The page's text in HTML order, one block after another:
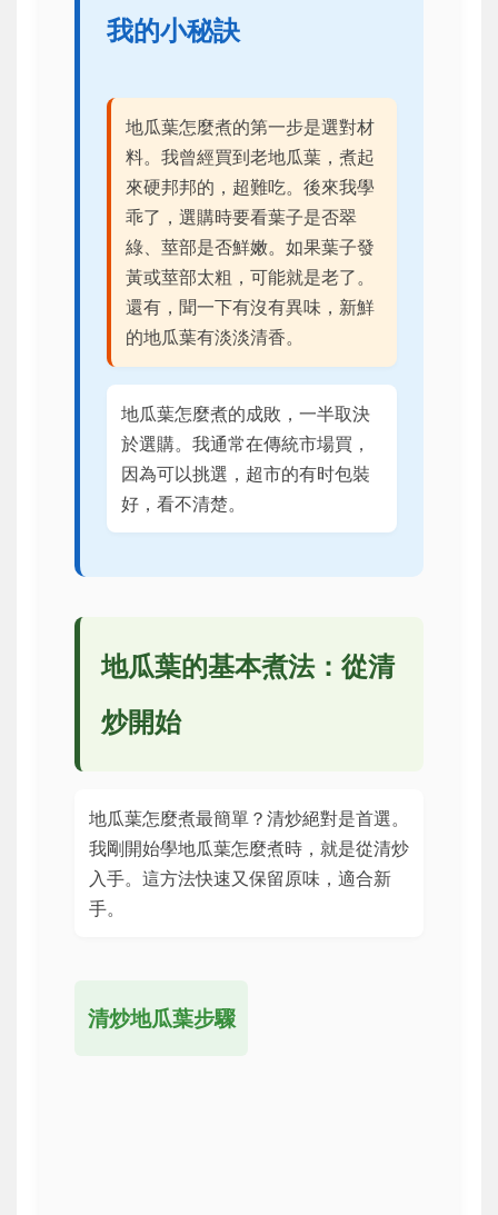
我的小秘訣
地瓜葉怎麼煮的第一步是選對材
料。我曾經買到老地瓜葉，煮起
來硬邦邦的，超難吃。後來我學
乖了，選購時要看葉子是否翠
綠、莖部是否鮮嫩。如果葉子發
黃或莖部太粗，可能就是老了。
還有，聞一下有沒有異味，新鮮
的地瓜葉有淡淡清香。
地瓜葉怎麼煮的成敗，一半取決
於選購。我通常在傳統市場買，
因為可以挑選，超市的有时包裝
好，看不清楚。
地瓜葉的基本煮法：從清
炒開始
地瓜葉怎麼煮最簡單？清炒絕對是首選。
我剛開始學地瓜葉怎麼煮時，就是從清炒
入手。這方法快速又保留原味，適合新
手。
清炒地瓜葉步驟